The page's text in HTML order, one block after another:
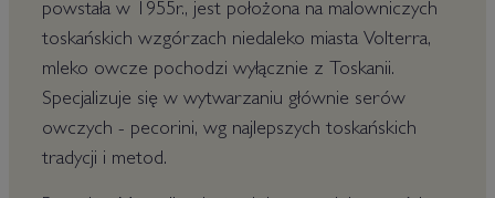
powstała w 1955r., jest położona na malowniczych
toskańskich wzgórzach niedaleko miasta Volterra,
mleko owcze pochodzi wyłącznie z Toskanii.
Specjalizuje się w wytwarzaniu głównie serów
owczych - pecorini, wg najlepszych toskańskich
tradycji i metod.